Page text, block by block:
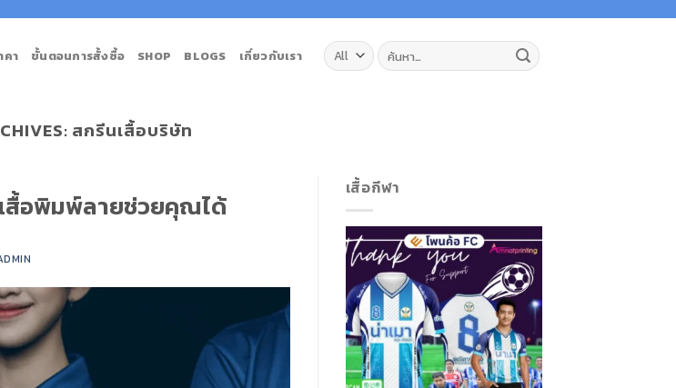
คา ขั้นตอนการสั้งซื้อ SHOP BLOGS เกี่ยวกับเรา ค้นหา:
สกรีนเสื้อบริษัท
สื้อพิมพ์ลายช่วยคุณได้
เสื้อกีฬา